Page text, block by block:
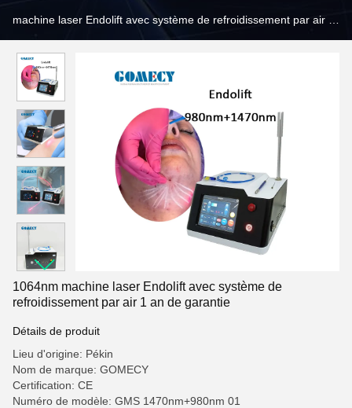
machine laser Endolift avec système de refroidissement par air 1
1064nm machine laser Endolift avec système de
refroidissement par air 1 an de garantie
Détails de produit
Lieu d'origine: Pékin
Nom de marque: GOMECY
Certification: CE
Numéro de modèle: GMS 1470nm+980nm 01